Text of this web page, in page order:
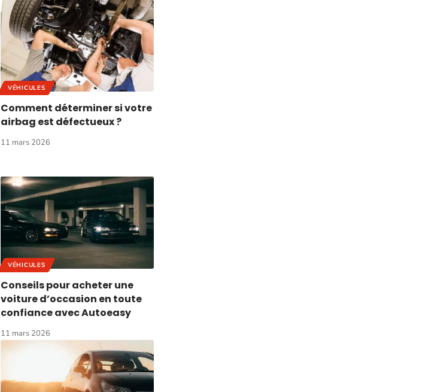
VÉHICULES
Comment déterminer si votre
airbag est défectueux ?
11 mars 2026
VÉHICULES
Conseils pour acheter une
voiture d’occasion en toute
confiance avec Autoeasy
11 mars 2026